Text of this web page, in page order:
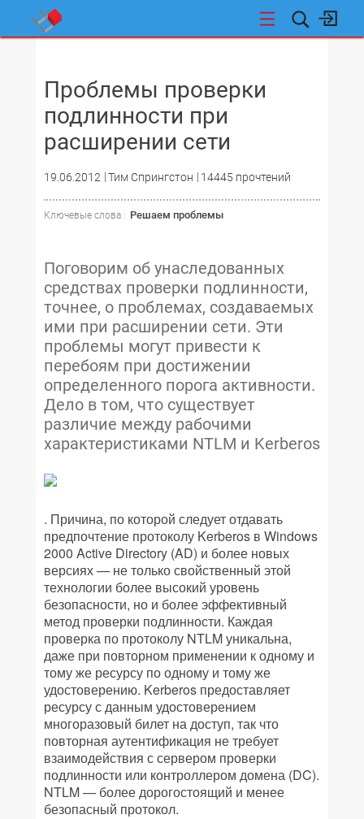
Проблемы проверки
подлинности при
расширении сети
19.06.2012 Тим Спрингстон 14445 прочтений
Ключевые слова : Решаем проблемы
Поговорим об унаследованных
средствах проверки подлинности,
точнее, о проблемах, создаваемых
ими при расширении сети. Эти
проблемы могут привести к
перебоям при достижении
определенного порога активности.
Дело в том, что существует
различие между рабочими
характеристиками NTLM и Kerberos
. Причина, по которой следует отдавать
предпочтение протоколу Kerberos в Windows
2000 Active Directory (AD) и более новых
версиях — не только свойственный этой
технологии более высокий уровень
безопасности, но и более эффективный
метод проверки подлинности. Каждая
проверка по протоколу NTLM уникальна,
даже при повторном применении к одному и
тому же ресурсу по одному и тому же
удостоверению. Kerberos предоставляет
ресурсу с данным удостоверением
многоразовый билет на доступ, так что
повторная аутентификация не требует
взаимодействия с сервером проверки
подлинности или контроллером домена (DC).
NTLM — более дорогостоящий и менее
безопасный протокол.